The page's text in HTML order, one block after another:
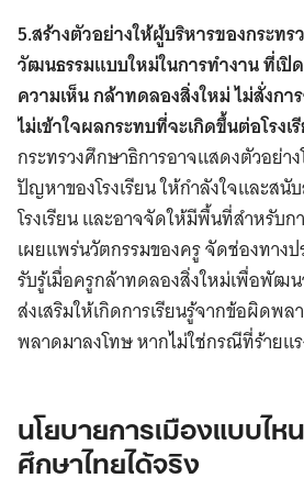
5.สร้างตัวอย่างให้ผู้บริหารของกระท
วัฒนธรรมแบบใหม่ในการทำงาน ที่เปิ
ความเห็น กล้าทดลองสิ่งใหม่ ไม่สั่งกา
ไม่เข้าใจผลกระทบที่จะเกิดขึ้นต่อโรง
กระทรวงศึกษาธิการอาจแสดงตัวอย่า
ปัญหาของโรงเรียน ให้กำลังใจและสนั
โรงเรียน และอาจจัดให้มีพื้นที่สำหรับก
เผยแพร่นวัตกรรมของครู จัดช่องทาง
รับรู้เมื่อครูกล้าทดลองสิ่งใหม่เพื่อพัฒ
ส่งเสริมให้เกิดการเรียนรู้จากข้อผิดพ
พลาดมาลงโทษ หากไม่ใช่กรณีที่ร้ายแ
นโยบายการเมืองแบบไห
ศึกษาไทยได้จริง